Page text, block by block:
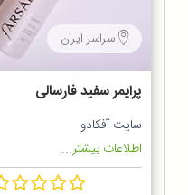
سراسر ایران
پرایمر سفید فارسالی
سایت آفکادو
اطلاعات بیشتر...